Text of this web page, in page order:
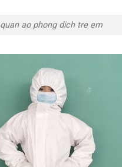
quan ao phong dich tre em